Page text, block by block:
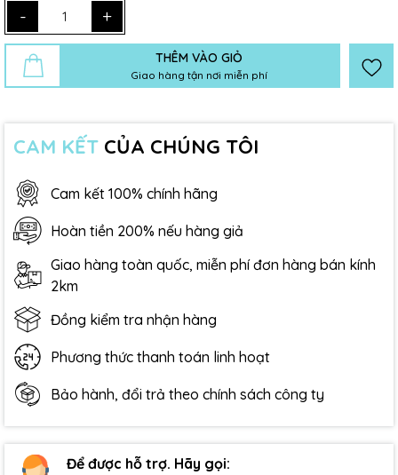
- +
THÊM VÀO GIỎ
Giao hàng tận nơi miễn phí
CAM KẾT CỦA CHÚNG TÔI
Cam kết 100% chính hãng
Hoàn tiền 200% nếu hàng giả
Giao hàng toàn quốc, miễn phí đơn hàng bán kính
2km
Đồng kiểm tra nhận hàng
Phương thức thanh toán linh hoạt
Bảo hành, đổi trả theo chính sách công ty
Để được hỗ trợ. Hãy gọi: